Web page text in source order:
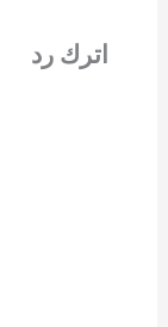
اترك رد